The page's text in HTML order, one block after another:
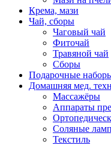
Крема, мази
Чай, сборы
Чаговый чай
Фиточай
Травяной чай
Сборы
Подарочные
Домашняя мед.
Массажёры
Аппараты
Соляные
Текстиль